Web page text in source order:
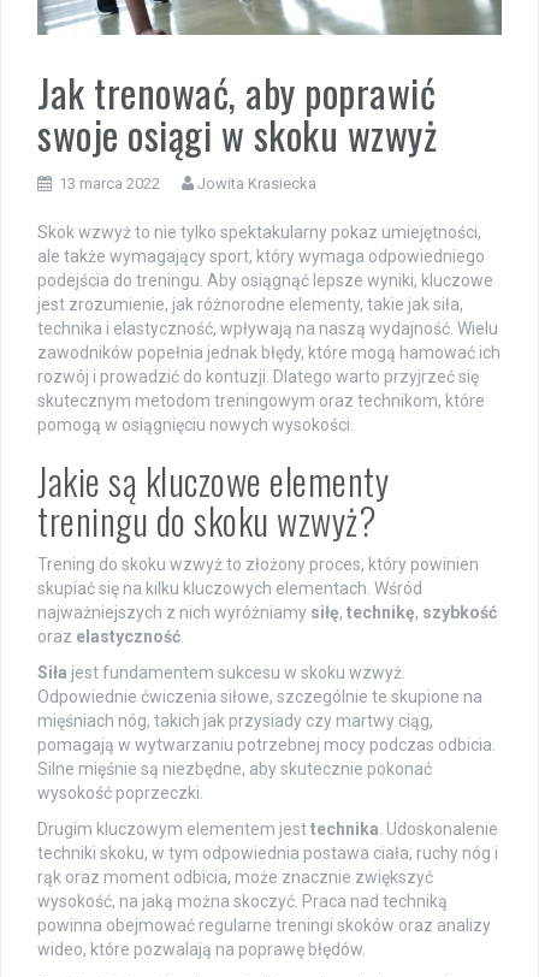
Jak trenować, aby poprawić
swoje osiągi w skoku wzwyż
13 marca 2022 Jowita Krasiecka
Skok wzwyż to nie tylko spektakularny pokaz umiejętności,
ale także wymagający sport, który wymaga odpowiedniego
podejścia do treningu. Aby osiągnąć lepsze wyniki, kluczowe
jest zrozumienie, jak różnorodne elementy, takie jak siła,
technika i elastyczność, wpływają na naszą wydajność. Wielu
zawodników popełnia jednak błędy, które mogą hamować ich
rozwój i prowadzić do kontuzji. Dlatego warto przyjrzeć się
skutecznym metodom treningowym oraz technikom, które
pomogą w osiągnięciu nowych wysokości.
Jakie są kluczowe elementy
treningu do skoku wzwyż?
Trening do skoku wzwyż to złożony proces, który powinien
skupiać się na kilku kluczowych elementach. Wśród
najważniejszych z nich wyróżniamy siłę, technikę, szybkość
oraz elastyczność.
Siła jest fundamentem sukcesu w skoku wzwyż.
Odpowiednie ćwiczenia siłowe, szczególnie te skupione na
mięśniach nóg, takich jak przysiady czy martwy ciąg,
pomagają w wytwarzaniu potrzebnej mocy podczas odbicia.
Silne mięśnie są niezbędne, aby skutecznie pokonać
wysokość poprzeczki.
Drugim kluczowym elementem jesttechnika. Udoskonalenie
techniki skoku, w tym odpowiednia postawa ciała, ruchy nóg i
rąk oraz moment odbicia, może znacznie zwiększyć
wysokość, na jaką można skoczyć. Praca nad techniką
powinna obejmować regularne treningi skoków oraz analizy
wideo, które pozwalają na poprawę błędów.